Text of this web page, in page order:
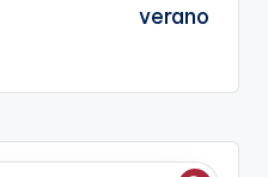
verano